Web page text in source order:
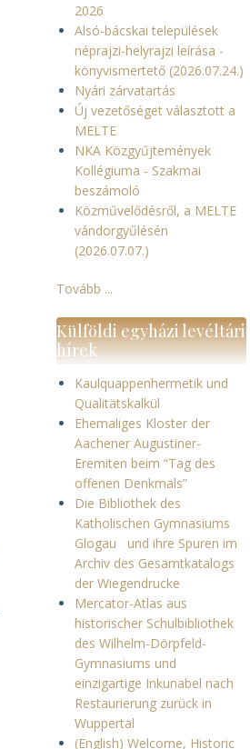
2026
Alsó-bácskai települések
néprajzi-helyrajzi leírása -
könyvismertető (2026.07.24.)
Nyári zárvatartás
Új vezetőséget választott a
MELTE
NKA Közgyűjtemények
Kollégiuma - Szakmai
beszámoló
Közművelődésről, a MELTE
vándorgyűlésén
(2026.07.07.)
Tovább ...
Külföldi egyházi levéltári
hírek
Kaulquappenhermetik und
Qualitätskalkül
Ehemaliges Kloster der
Aachener Augustiner-
Eremiten beim “Tag des
offenen Denkmals”
Die Bibliothek des
Katholischen Gymnasiums
Glogau und ihre Spuren im
Archiv des Gesamtkatalogs
der Wiegendrucke
Mercator-Atlas aus
historischer Schulbibliothek
des Wilhelm-Dörpfeld-
Gymnasiums und
einzigartige Inkunabel nach
Restaurierung zurück in
Wuppertal
(English) Welcome, Historic